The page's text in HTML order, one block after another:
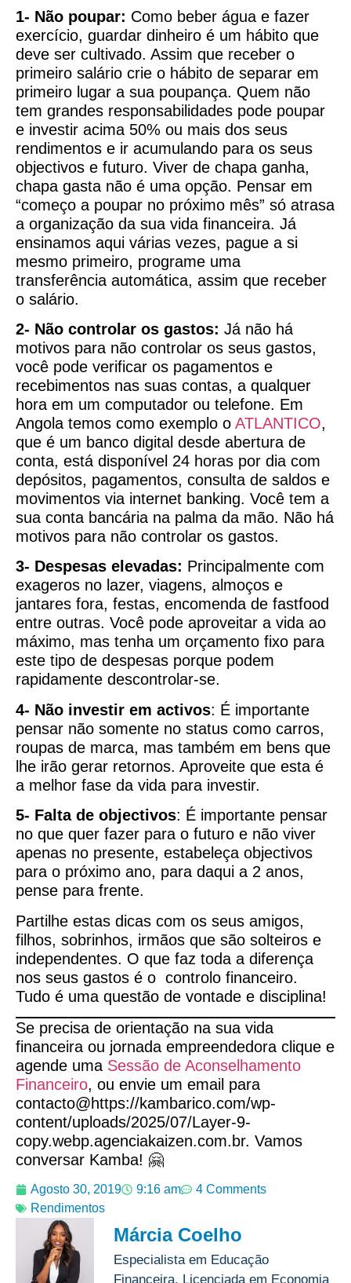
1- Não poupar: Como beber água e fazer
exercício, guardar dinheiro é um hábito que
deve ser cultivado. Assim que receber o
primeiro salário crie o hábito de separar em
primeiro lugar a sua poupança. Quem não
tem grandes responsabilidades pode poupar
e investir acima 50% ou mais dos seus
rendimentos e ir acumulando para os seus
objectivos e futuro. Viver de chapa ganha,
chapa gasta não é uma opção. Pensar em
“começo a poupar no próximo mês” só atrasa
a organização da sua vida financeira. Já
ensinamos aqui várias vezes, pague a si
mesmo primeiro, programe uma
transferência automática, assim que receber
o salário.
2- Não controlar os gastos: Já não há
motivos para não controlar os seus gastos,
você pode verificar os pagamentos e
recebimentos nas suas contas, a qualquer
hora em um computador ou telefone. Em
Angola temos como exemplo o ATLANTICO,
que é um banco digital desde abertura de
conta, está disponível 24 horas por dia com
depósitos, pagamentos, consulta de saldos e
movimentos via internet banking. Você tem a
sua conta bancária na palma da mão. Não há
motivos para não controlar os gastos.
3- Despesas elevadas: Principalmente com
exageros no lazer, viagens, almoços e
jantares fora, festas, encomenda de fastfood
entre outras. Você pode aproveitar a vida ao
máximo, mas tenha um orçamento fixo para
este tipo de despesas porque podem
rapidamente descontrolar-se.
4- Não investir em activos: É importante
pensar não somente no status como carros,
roupas de marca, mas também em bens que
lhe irão gerar retornos. Aproveite que esta é
a melhor fase da vida para investir.
5- Falta de objectivos: É importante pensar
no que quer fazer para o futuro e não viver
apenas no presente, estabeleça objectivos
para o próximo ano, para daqui a 2 anos,
pense para frente.
Partilhe estas dicas com os seus amigos,
filhos, sobrinhos, irmãos que são solteiros e
independentes. O que faz toda a diferença
nos seus gastos é o controlo financeiro.
Tudo é uma questão de vontade e disciplina!
Se precisa de orientação na sua vida
financeira ou jornada empreendedora clique e
agende uma Sessão de Aconselhamento
Financeiro, ou envie um email para
contacto@https://kambarico.com/wp-
content/uploads/2025/07/Layer-9-
copy.webp.agenciakaizen.com.br. Vamos
conversar Kamba! 🤗
Agosto 30, 2019 9:16 am
4 Comments
Rendimentos
Márcia Coelho
Especialista em Educação
Financeira, Licenciada em Economia